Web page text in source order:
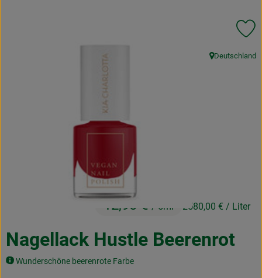
Rezepte
Nützliches
Nagellack Hustle Beerenrot
Wunderschöne beerenrote Farbe
12,90 € / 5ml 2580,00 € / Liter
, Herkunft:
Deutschland